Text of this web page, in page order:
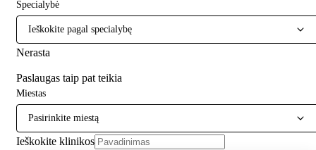
Specialybė
Ieškokite pagal specialybę
Nerasta
Paslaugas taip pat teikia
Miestas
Pasirinkite miestą
Ieškokite klinikos